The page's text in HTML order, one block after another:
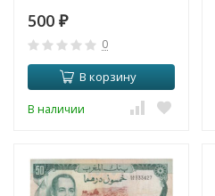
500 ₽
0
В корзину
В наличии